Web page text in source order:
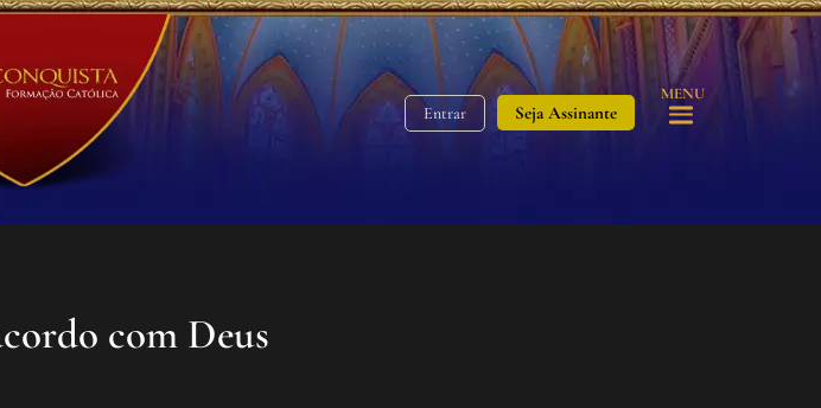
Entrar Seja Assinante
MENU
com Deus